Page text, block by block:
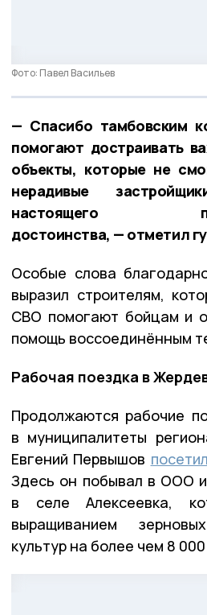
Фото: Павел Васильев
— Спасибо тамбовским
помогают достраивать
объекты, которые не
нерадивые
настоящего
достоинства, — отметил
Особые слова
выразил строителям,
СВО помогают бойцам и
помощь воссоединённым
Рабочая поездка в
Продолжаются рабочие
в муниципалитеты
Евгений Первышов посетил
Здесь он побывал в ООО
в селе Алексеевка,
выращиванием
культур на более чем 8